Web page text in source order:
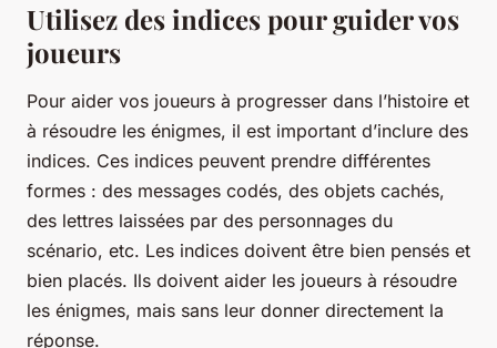
Utilisez des indices pour guider vos
joueurs
Pour aider vos joueurs à progresser dans l’histoire et
à résoudre les énigmes, il est important d’inclure des
indices. Ces indices peuvent prendre différentes
formes : des messages codés, des objets cachés,
des lettres laissées par des personnages du
scénario, etc. Les indices doivent être bien pensés et
bien placés. Ils doivent aider les joueurs à résoudre
les énigmes, mais sans leur donner directement la
réponse.